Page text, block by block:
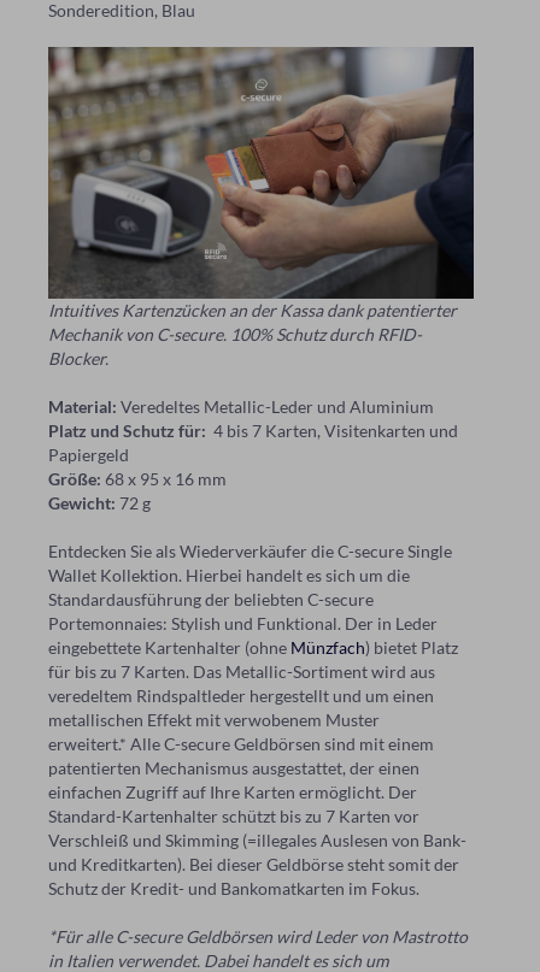
Sonderedition, Blau
Intuitives Kartenzücken an der Kassa dank patentierter
Mechanik von C-secure. 100% Schutz durch RFID-
Blocker.
Material: Veredeltes Metallic-Leder und Aluminium
Platz und Schutz für: 4 bis 7 Karten, Visitenkarten und
Papiergeld
Größe: 68 x 95 x 16 mm
Gewicht: 72 g
Entdecken Sie als Wiederverkäufer die C-secure Single
Wallet Kollektion. Hierbei handelt es sich um die
Standardausführung der beliebten C-secure
Portemonnaies: Stylish und Funktional. Der in Leder
eingebettete Kartenhalter (ohne Münzfach) bietet Platz
für bis zu 7 Karten. Das Metallic-Sortiment wird aus
veredeltem Rindspaltleder hergestellt und um einen
metallischen Effekt mit verwobenem Muster
erweitert.* Alle C-secure Geldbörsen sind mit einem
patentierten Mechanismus ausgestattet, der einen
einfachen Zugriff auf Ihre Karten ermöglicht. Der
Standard-Kartenhalter schützt bis zu 7 Karten vor
Verschleiß und Skimming (=illegales Auslesen von Bank-
und Kreditkarten). Bei dieser Geldbörse steht somit der
Schutz der Kredit- und Bankomatkarten im Fokus.
*Für alle C-secure Geldbörsen wird Leder von Mastrotto
in Italien verwendet. Dabei handelt es sich um